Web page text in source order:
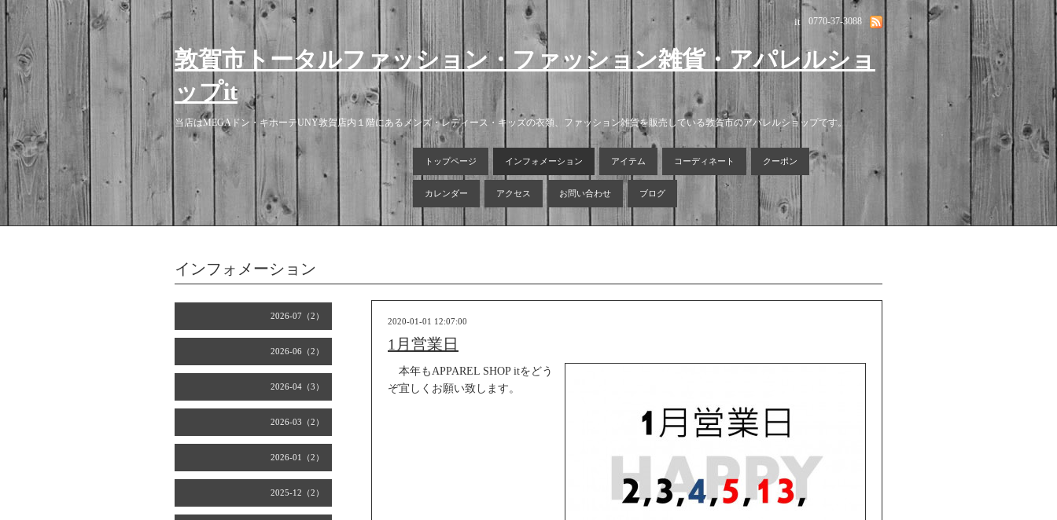
0770-37-3088
it
敦賀市トータルファッション・ファッション雑貨・アパレルショ
ップit
当店はMEGAドン・キホーテUNY敦賀店内１階にあるメンズ・レディース・キッズの衣類、ファッション雑貨を販売している敦賀市のアパレルショップです。
トップページ インフォメーション アイテム コーディネート クーポン
カレンダー アクセス お問い合わせ ブログ
2026-07（2）
2026-06（2）
2026-04（3）
2026-03（2）
2026-01（2）
2025-12（2）
インフォメーション
2020-01-01 12:07:00
1月営業日
本年もAPPAREL SHOP itをどう
ぞ宜しくお願い致します。